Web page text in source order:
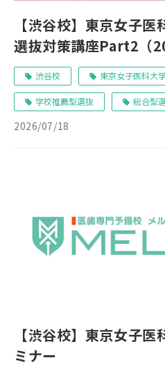
【渋谷校】東京女子
選抜対策講座Part2（
渋谷校 東京女子医科大
学校推薦型選抜 総合型
2026/07/18
【渋谷校】東京女子
ミナー